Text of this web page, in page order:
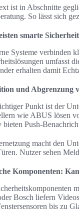
ist in Abschnitte
So lässt sich
smarte
Systeme verbinden
umfasst
erhalten damit
und Abgrenzung
Punkt ist der
wie ABUS lösen
bieten Push-
macht den
Nutzer sehen
Komponenten:
Bosch liefern
bis zu